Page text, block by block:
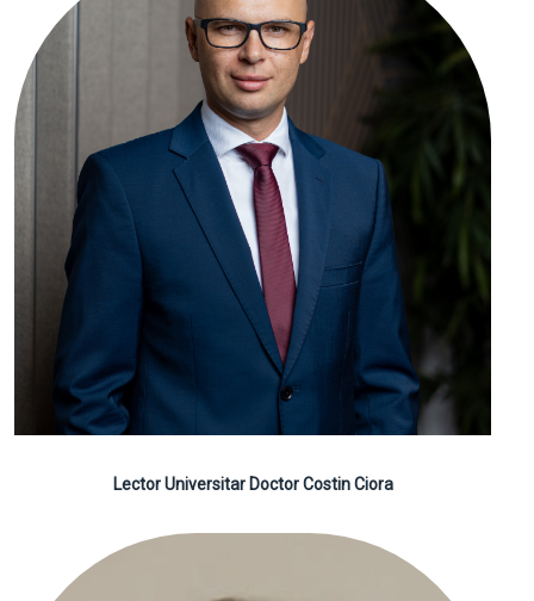
Lector Universitar Doctor Costin Ciora